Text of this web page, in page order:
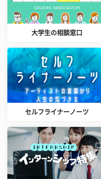
大学生の相談窓口
セルフライナーノーツ